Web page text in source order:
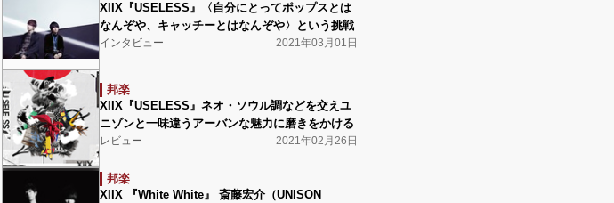
XIIX『USELESS』〈自分にとってポップスとは
なんぞや、キャッチーとはなんぞや〉という挑戦
インタビュー 2021年03月01日
邦楽
XIIX『USELESS』ネオ・ソウル調などを交えユ
ニゾンと一味違うアーバンな魅力に磨きをかける
レビュー 2021年02月26日
邦楽
XIIX 『White White』 斎藤宏介（UNISON